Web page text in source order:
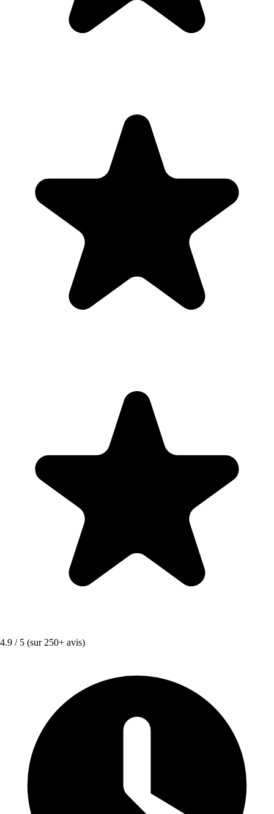
4.9 / 5 (sur 250+ avis)